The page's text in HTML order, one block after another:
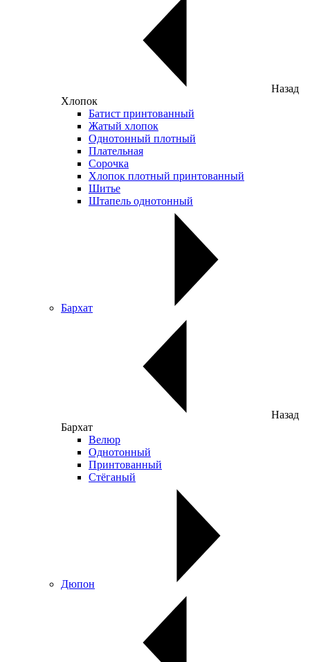
Назад
Хлопок
Батист принтованный
Жатый хлопок
Однотонный плотный
Плательная
Сорочка
Хлопок плотный принтованный
Шитье
Штапель однотонный
Бархат
Назад
Бархат
Велюр
Однотонный
Принтованный
Стёганый
Дюпон